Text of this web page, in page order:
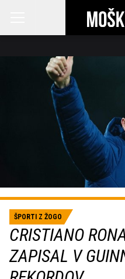
ŠPORTI Z ŽOGO
CRISTIANO
ZAPISAL V